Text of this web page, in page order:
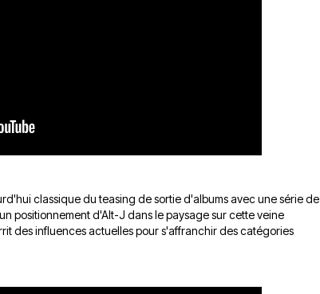
classique du teasing de sortie d'albums avec une série de
positionnement d'Alt-J dans le paysage sur cette veine
des influences actuelles pour s'affranchir des catégories